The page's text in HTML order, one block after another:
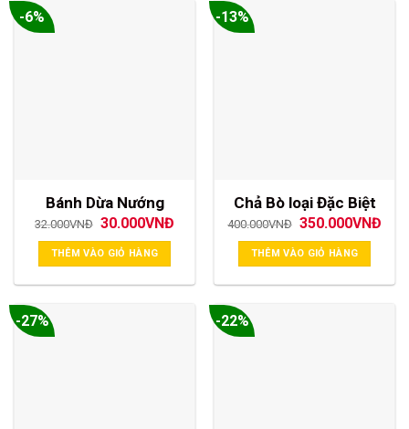
-6%
Bánh Dừa Nướng
32.000VNĐ Giá
gốc
là:
32.000VNĐ.
30.000VNĐGiá
30.000VNĐ.
THÊM VÀO GIỎ HÀNG
-13%
Chả Bò loại Đặc Biệt
400.000VNĐ Giá
gốc
là:
400.000VNĐ.
350.000VNĐGiá
THÊM VÀO GIỎ HÀNG
-27% -22%